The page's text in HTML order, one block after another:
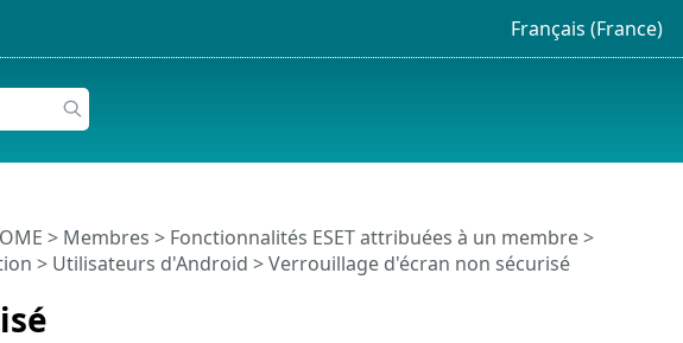
Français (France)
> Membres > Fonctionnalités ESET attribuées à un membre>
> Utilisateurs d'Android > Verrouillage d'écran non sécurisé